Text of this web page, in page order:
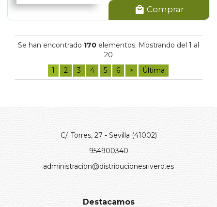
Comprar
Se han encontrado 170 elementos. Mostrando del 1 al
20
1
2 3 4 5 6 > Última
C/. Torres, 27 - Sevilla (41002)
954900340
administracion@distribucionesrivero.es
Destacamos